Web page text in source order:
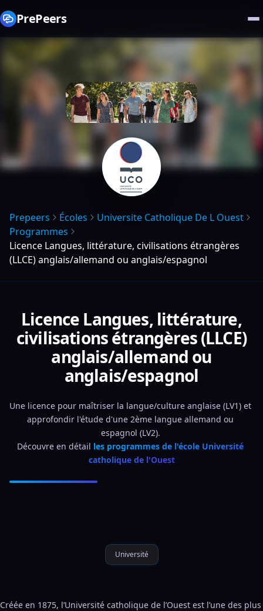
PrePeers
Prepeers Écoles
Universite Catholique De L Ouest
Programmes
Licence Langues, littérature, civilisations étrangères
(LLCE) anglais/allemand ou anglais/espagnol
Licence Langues, littérature,
civilisations étrangères (LLCE)
anglais/allemand ou
anglais/espagnol
Une licence pour maîtriser la langue/culture anglaise (LV1) et
approfondir l'étude d'une 2ème langue allemand ou
espagnol (LV2).
Découvre en détail les programmes de l'école Université
catholique de l'Ouest
Université
Créée en 1875, l’Université catholique de l’Ouest est l’une des plus